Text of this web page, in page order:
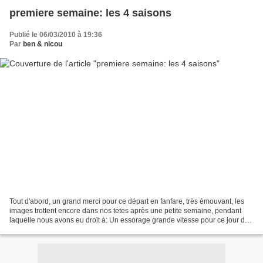
premiere semaine: les 4 saisons
Publié le 06/03/2010 à 19:36
Par ben & nicou
Tout d'abord, un grand merci pour ce départ en fanfare, très émouvant, les
images trottent encore dans nos tetes après une petite semaine, pendant
laquelle nous avons eu droit à: Un essorage grande vitesse pour ce jour de